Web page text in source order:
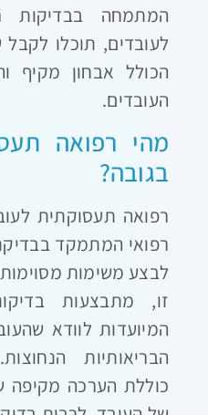
המתמחה בבדיקות
לעובדים, תוכלו לקבל
הכולל אבחון מקיף
העובדים.
מהי רפואה
בגובה?
רפואה תעסוקתית
רפואי המתמקד
לבצע משימות
זו, מתבצעות
המיועדות לוודא
הבריאותיות
כוללת הערכה מקיפה